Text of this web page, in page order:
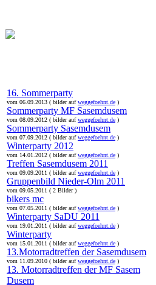
16. Sommerparty
vom 06.09.2013 ( bilder aufweggefoehnt.de )
Sommerparty MF Sasemdusem
vom 08.09.2012 ( bilder aufweggefoehnt.de )
Sommerparty Sasemdusem
vom 07.09.2012 ( bilder aufweggefoehnt.de )
Winterparty 2012
vom 14.01.2012 ( bilder aufweggefoehnt.de )
Treffen Sasemdusem 2011
vom 09.09.2011 ( bilder aufweggefoehnt.de )
Gruppenbild Nieder-Olm 2011
vom 09.05.2011 ( 2 Bilder )
bikers mc
vom 07.05.2011 ( bilder aufweggefoehnt.de )
Winterparty SaDU 2011
vom 19.01.2011 ( bilder aufweggefoehnt.de )
Winterparty
vom 15.01.2011 ( bilder aufweggefoehnt.de )
13.Motorradtreffen der Sasemdusem
vom 11.09.2010 ( bilder aufweggefoehnt.de )
13. Motorradtreffen der MF Sasem
Dusem